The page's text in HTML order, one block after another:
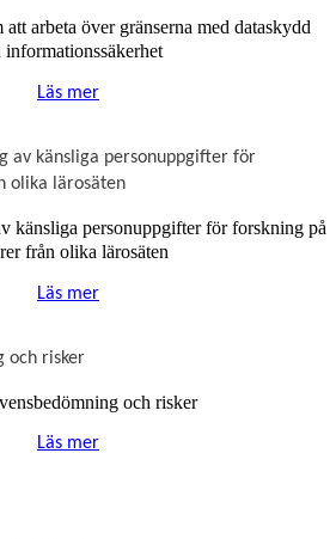
att arbeta över gränserna med dataskydd
informationssäkerhet
Läs mer
känsliga personuppgifter för forskning på
från olika lärosäten
Läs mer
och risker
Läs mer